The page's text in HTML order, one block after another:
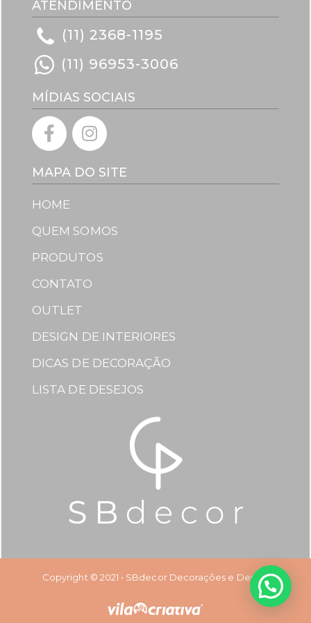
ATENDIMENTO
(11) 2368-1195
(11) 96953-3006
MÍDIAS SOCIAIS
MAPA DO SITE
HOME
QUEM SOMOS
PRODUTOS
CONTATO
OUTLET
DESIGN DE INTERIORES
DICAS DE DECORAÇÃO
LISTA DE DESEJOS
Copyright © 2021 • SBdecor Decorações e Design